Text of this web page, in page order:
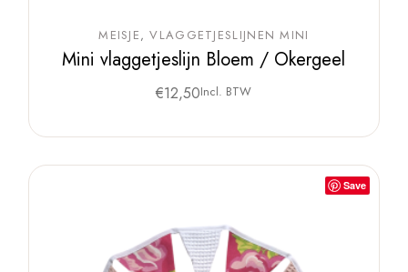
MEISJE VLAGGETJESLIJNEN MINI
Mini vlaggetjeslijn Bloem / Okergeel
€12,50Incl. BTW
Save